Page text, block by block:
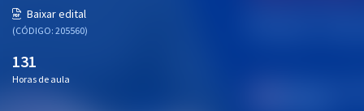
Blog
Aprovados
Baixar edital
(CÓDIGO: 205560)
131
Horas de aula